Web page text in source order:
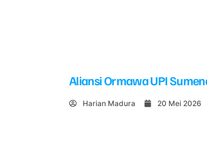
Aliansi Ormawa UPI
Harian Madura 20 Mei 2026